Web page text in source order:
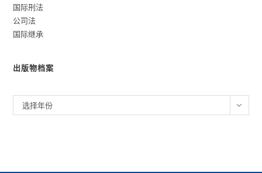
国际刑法
公司法
国际继承
出版物档案
档
选择年份